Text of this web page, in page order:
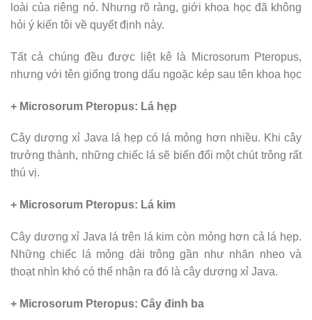
loài của riêng nó. Nhưng rõ ràng, giới khoa học đã không
hỏi ý kiến ​​tôi về quyết định này.
Tất cả chúng đều được liệt kê là Microsorum Pteropus,
nhưng với tên giống trong dấu ngoặc kép sau tên khoa học
+ Microsorum Pteropus: Lá hẹp
Cây dương xỉ Java lá hẹp có lá mỏng hơn nhiều. Khi cây
trưởng thành, những chiếc lá sẽ biến đổi một chút trông rất
thú vị.
+ Microsorum Pteropus: Lá kim
Cây dương xỉ Java lá trên lá kim còn mỏng hơn cả lá hẹp.
Những chiếc lá mỏng dài trông gần như nhăn nheo và
thoạt nhìn khó có thể nhận ra đó là cây dương xỉ Java.
+ Microsorum Pteropus: Cây đinh ba